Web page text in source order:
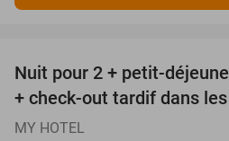
Nuit pour 2 + petit-
+ check-out tardif dans
MY HOTEL